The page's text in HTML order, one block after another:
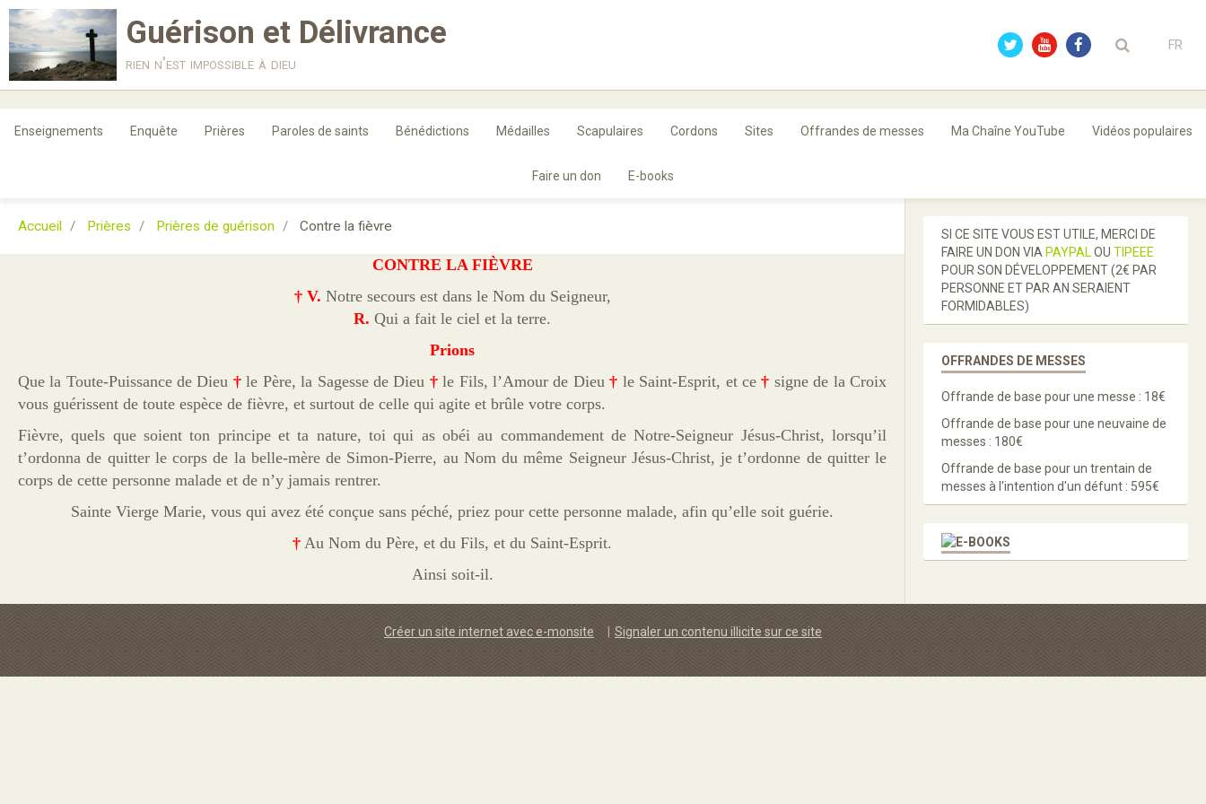
Guérison et Délivrance
rien n'est impossible à dieu
FR
Enseignements Enquête Prières Paroles de saints Bénédictions Médailles Scapulaires Cordons Sites Offrandes de messes Ma Chaîne YouTube Vidéos populaires
Faire un don E-books
Accueil Prières Prières de guérison Contre la fièvre
CONTRE LA FIÈVRE
† V. Notre secours est dans le Nom du Seigneur,
R. Qui a fait le ciel et la terre.
Prions
Que la Toute-Puissance de Dieu † le Père, la Sagesse de Dieu †le Fils, l’Amour de Dieu† le Saint-Esprit, et ce† signe de la Croix
vous guérissent de toute espèce de fièvre, et surtout de celle qui agite et brûle votre corps.
Fièvre, quels que soient ton principe et ta nature, toi qui as obéi au commandement de Notre-Seigneur Jésus-Christ, lorsqu’il
t’ordonna de quitter le corps de la belle-mère de Simon-Pierre, au Nom du même Seigneur Jésus-Christ, je t’ordonne de quitter le
corps de cette personne malade et de n’y jamais rentrer.
Sainte Vierge Marie, vous qui avez été conçue sans péché, priez pour cette personne malade, afin qu’elle soit guérie.
† Au Nom du Père, et du Fils, et du Saint-Esprit.
Ainsi soit-il.
SI CE SITE VOUS EST UTILE, MERCI DE
FAIRE UN DON VIA PAYPAL OU TIPEEE
POUR SON DÉVELOPPEMENT (2€ PAR
PERSONNE ET PAR AN SERAIENT
FORMIDABLES)
OFFRANDES DE MESSES
Offrande de base pour une messe : 18€
Offrande de base pour une neuvaine de
messes : 180€
Offrande de base pour un trentain de
messes à l'intention d'un défunt : 595€
Créer un site internet avec e-monsite Signaler un contenu illicite sur ce site